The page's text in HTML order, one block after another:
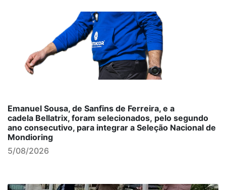
Emanuel Sousa, de Sanfins de Ferreira, e a
cadela Bellatrix, foram selecionados, pelo segundo
ano consecutivo, para integrar a Seleção Nacional de
Mondioring
5/08/2026